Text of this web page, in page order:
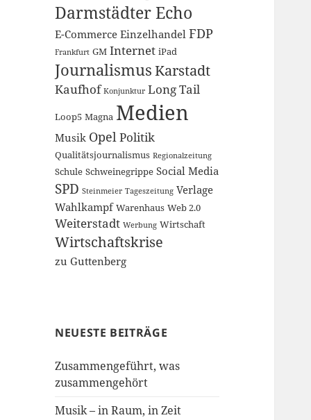
Darmstädter Echo
E-Commerce Einzelhandel FDP
Frankfurt GM Internet iPad
JournalismusKarstadt
Kaufhof Konjunktur Long Tail
Loop5 Magna Medien
Musik OpelPolitik
Qualitätsjournalismus Regionalzeitung
Schule Schweinegrippe Social Media
SPD Steinmeier Tageszeitung Verlage
Wahlkampf Warenhaus Web 2.0
Weiterstadt Werbung Wirtschaft
Wirtschaftskrise
zu Guttenberg
NEUESTE BEITRÄGE
Zusammengeführt, was
zusammengehört
Musik – in Raum, in Zeit